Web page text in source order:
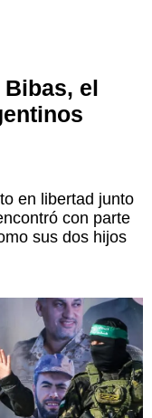
Bibas, el
en libertad junto
con parte
sus dos hijos